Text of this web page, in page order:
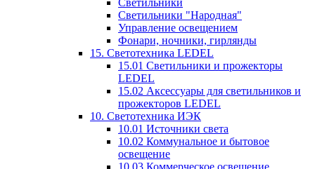
Светильники
Светильники "Народная"
Управление освещением
Фонари, ночники, гирлянды
15. Светотехника LEDEL
15.01 Светильники и прожекторы
LEDEL
15.02 Аксессуары для светильников и
прожекторов LEDEL
10. Светотехника ИЭК
10.01 Источники света
10.02 Коммунальное и бытовое
освещение
10.03 Коммерческое освещение